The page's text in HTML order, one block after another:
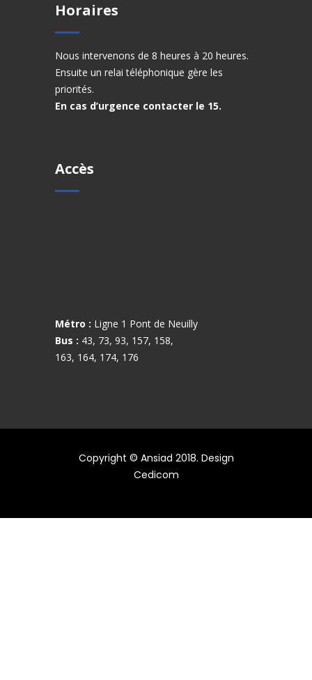
Horaires
Nous intervenons de 8 heures à 20 heures.
Ensuite un relai téléphonique gère les
priorités.
En cas d’urgence contacter le 15.
Accès
Métro : Ligne 1 Pont de Neuilly
Bus : 43, 73, 93, 157, 158,
163, 164, 174, 176
Copyright © Ansiad 2018. Design
Cedicom